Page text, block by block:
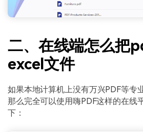
二、在线端怎么把
excel文件
如果本地计算机上没有万兴PDF等专
那么完全可以使用嗨PDF这样的在线
下：